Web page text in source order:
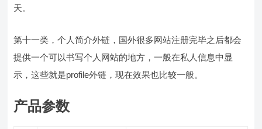
天。
第十一类，个人简介外链，国外很多网站注册完毕之后都会
提供一个可以书写个人网站的地方，一般在私人信息中显
示，这些就是profile外链，现在效果也比较一般。
产品参数